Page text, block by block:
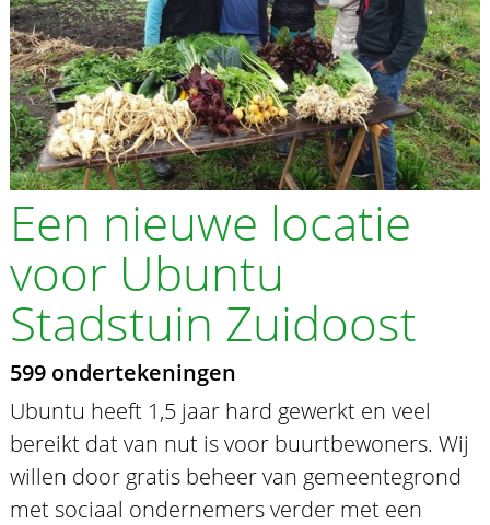
Een nieuwe locatie
voor Ubuntu
Stadstuin Zuidoost
599 ondertekeningen
Ubuntu heeft 1,5 jaar hard gewerkt en veel
bereikt dat van nut is voor buurtbewoners. Wij
willen door gratis beheer van gemeentegrond
met sociaal ondernemers verder met een